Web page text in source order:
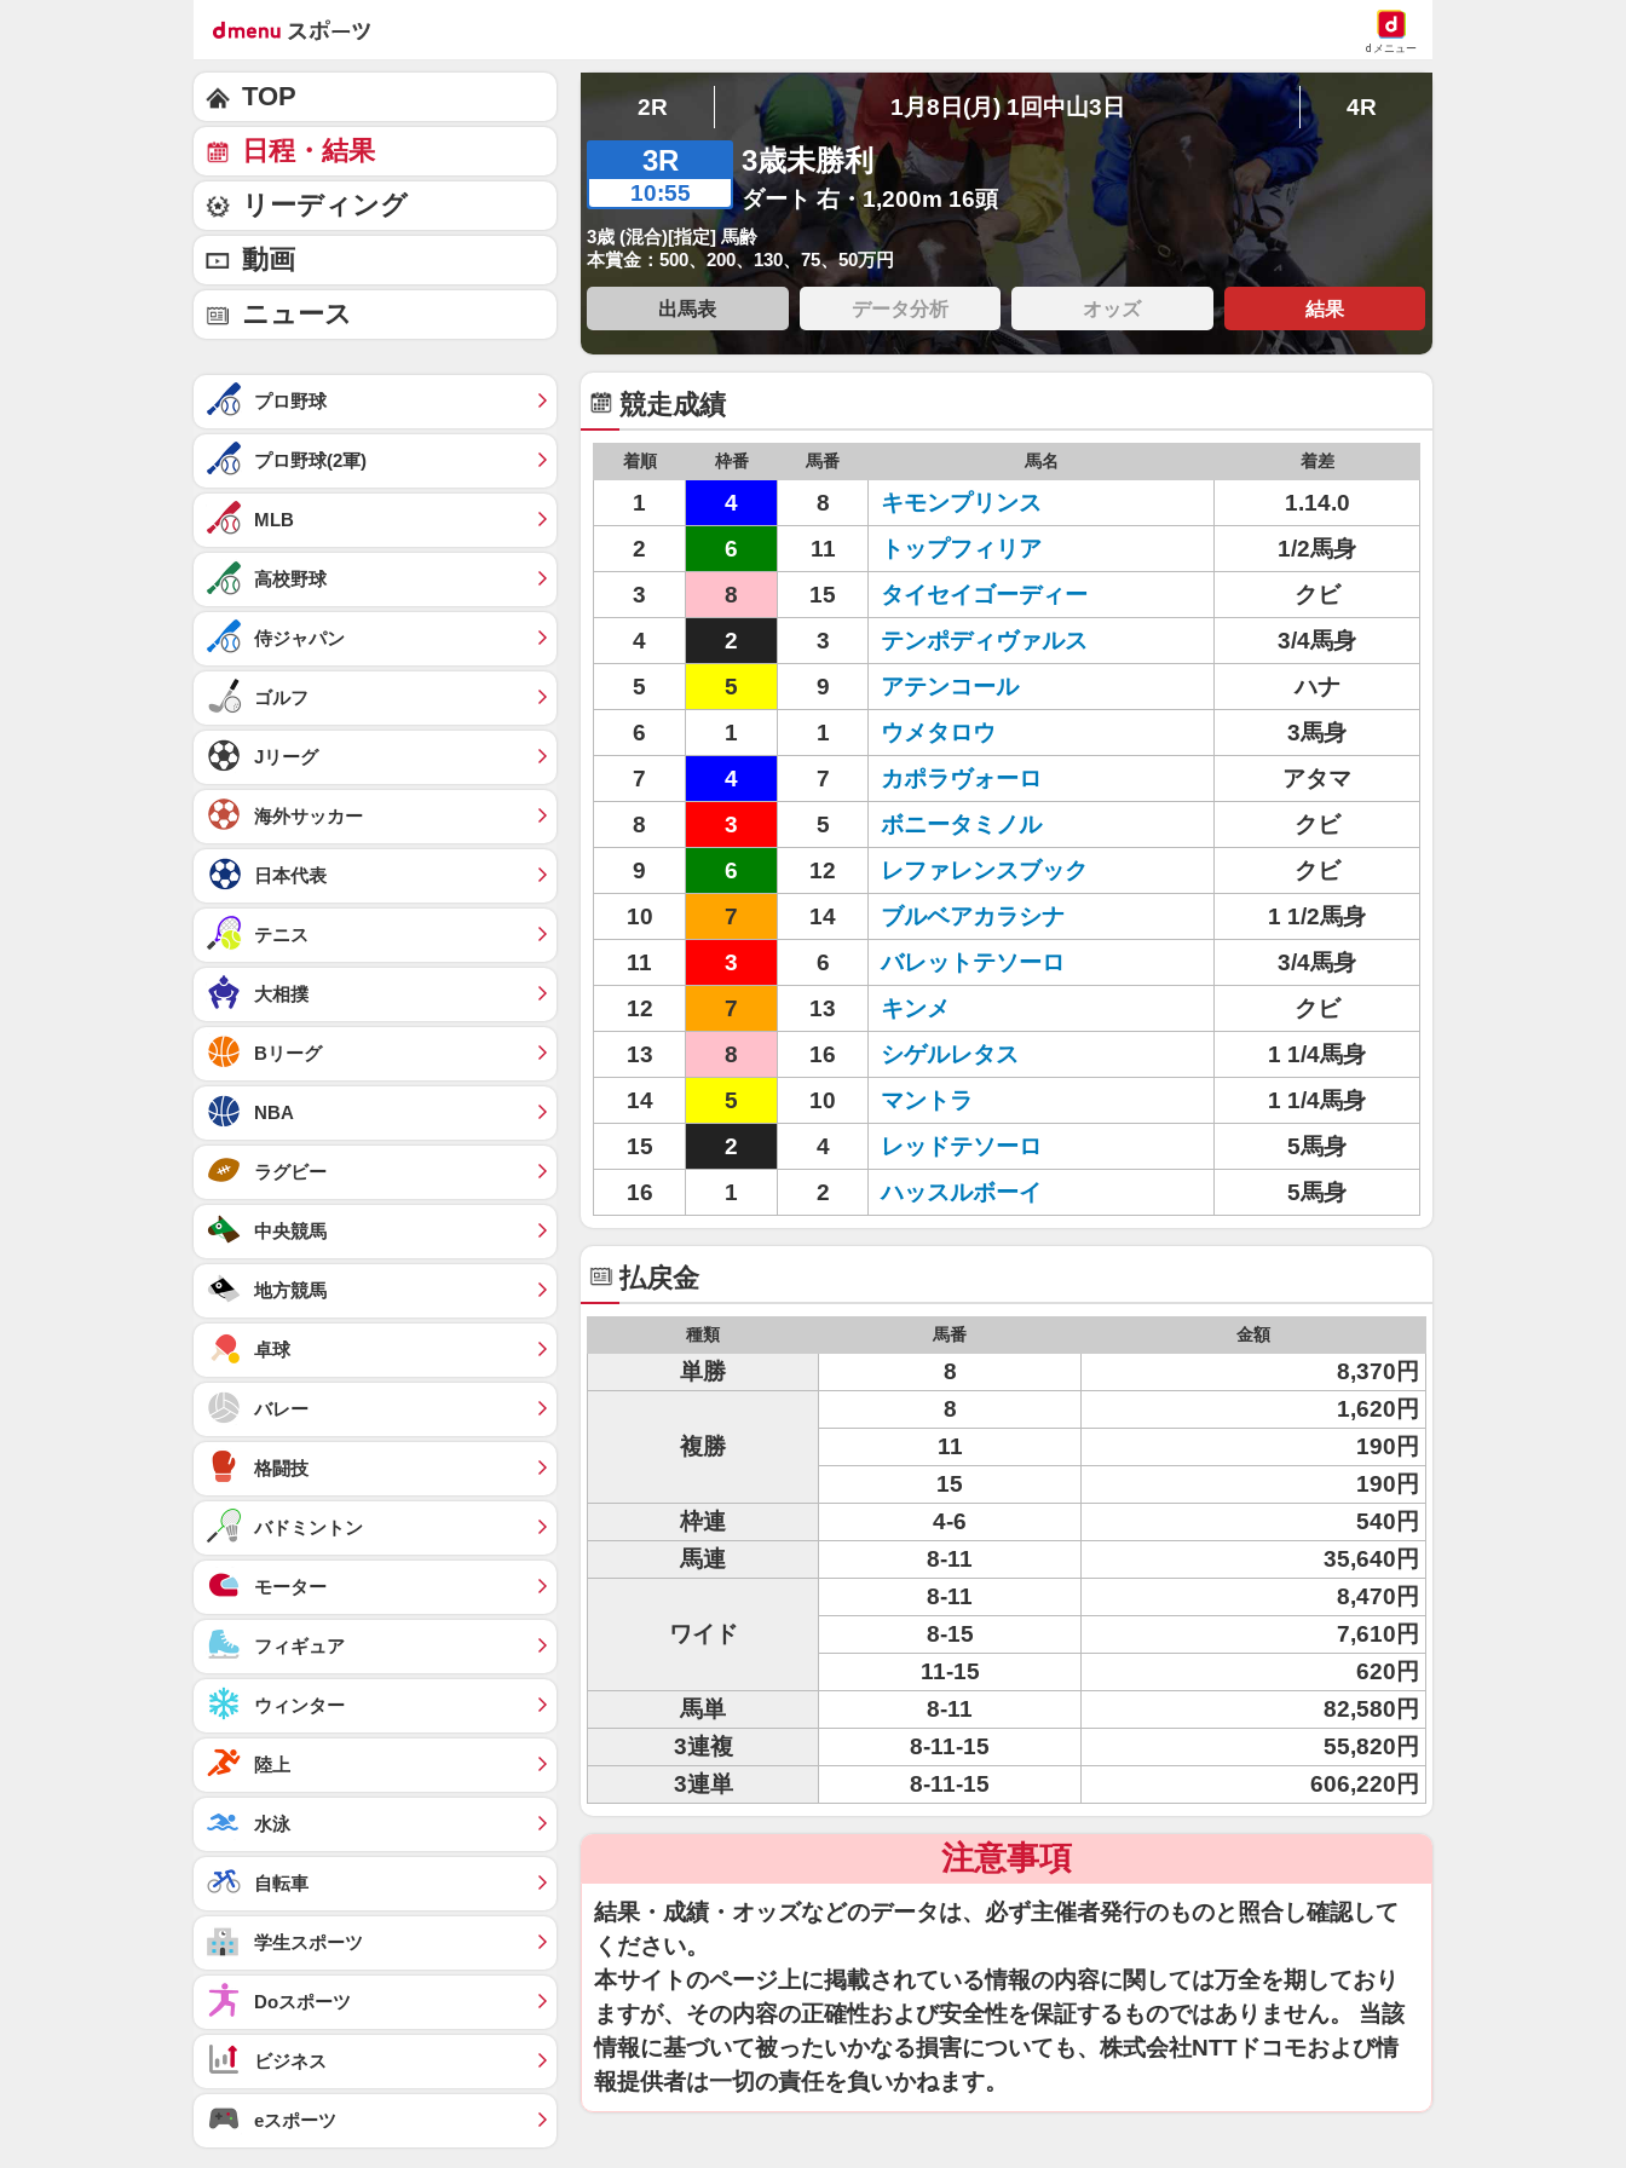
dメニュー
2R 1月8日(月) 1回中山3日 4R
3R
10:55
3歳未勝利
ダート 右・1,200m 16頭
3歳 (混合)[指定] 馬齢
本賞金：500、200、130、75、50万円
出馬表 データ分析 オッズ 結果
競走成績
着順 枠番 馬番 馬名 着差
1 4 8 キモンプリンス
1.14.0
2
6 11 トップフィリア
1/2馬身
3
8 15 タイセイゴーディー
クビ
4
2 3 テンポディヴァルス
3/4馬身
5
5 9 アテンコール
ハナ
6
1 1 ウメタロウ
3馬身
7
4 7 カポラヴォーロ
アタマ
8
3 5 ボニータミノル
クビ
9
6 12 レファレンスブック
クビ
10
7 14 ブルベアカラシナ
1 1/2馬身
11
3 6 バレットテソーロ
3/4馬身
12
7 13 キンメ
クビ
13
8 16 シゲルレタス
1 1/4馬身
14
5 10 マントラ
1 1/4馬身
15
2 4 レッドテソーロ
5馬身
16
1 2 ハッスルボーイ 5馬身
払戻金
種類 馬番 金額
単勝 8 8,370円
複勝
8
1,620円
11
190円
15
190円
枠連
4-6
540円
馬連
8-11 35,640円
ワイド
8-11
8,470円
8-15
7,610円
11-15
620円
馬単
8-11
82,580円
3連複
8-11-15
55,820円
3連単
8-11-15 606,220円
注意事項
結果・成績・オッズなどのデータは、必ず主催者発行のものと照合し確認して
ください。
本サイトのページ上に掲載されている情報の内容に関しては万全を期しており
ますが、その内容の正確性および安全性を保証するものではありません。 当該
情報に基づいて被ったいかなる損害についても、株式会社NTTドコモおよび情
報提供者は一切の責任を負いかねます。
TOP
日程・結果
リーディング
動画
ニュース
プロ野球
プロ野球(2軍)
MLB
高校野球
侍ジャパン
ゴルフ
Jリーグ
海外サッカー
日本代表
テニス
大相撲
Bリーグ
NBA
ラグビー
中央競馬
地方競馬
卓球
バレー
格闘技
バドミントン
モーター
フィギュア
ウィンター
陸上
水泳
自転車
学生スポーツ
Doスポーツ
ビジネス
eスポーツ